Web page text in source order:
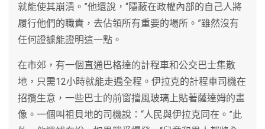
就能使其崩潰。”他還說，“隱蔽在政權內部的自己人將
履行他們的職責，去佔領所有重要的場所。”雖然沒有
任何證據能證明這一點。
在市郊，有一個直通巴格達的計程車和公交巴士集散
地，只需12小時就能走遍全程。伊拉克的計程車司機在
招攬生意，一些巴士的前窗擋風玻璃上貼著薩達姆的畫
像。一個叫祖貝地的司機說：“人民與伊拉克同在。”此